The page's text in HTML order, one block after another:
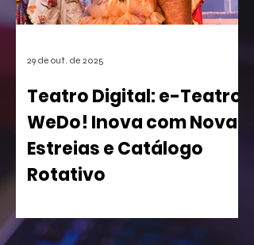
centenas de futuros títulos, é vista
como um risco, especialmente para os
Teatro Digital: e-Teatro
WeDo! Inova com Novas
Estreias e Catálogo
Rotativo
sua Casa de Espetáculos Virtual com
29 de out. de 2025